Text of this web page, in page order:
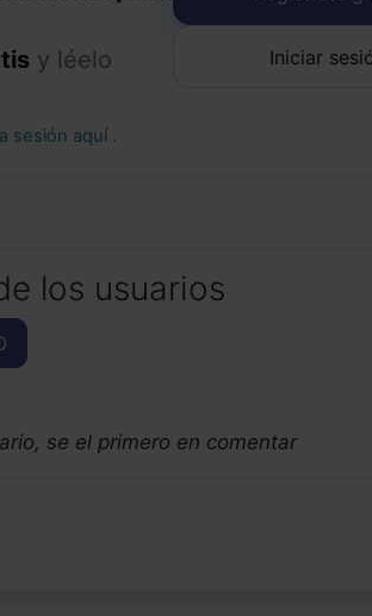
y léelo
sesión aquí .
Iniciar
los usuarios
se el primero en comentar